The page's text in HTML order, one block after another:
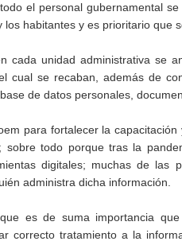
el personal gubernamental
habitantes y es prioritario que
cada unidad administrativa se
cual se recaban, además de
de datos personales,
para fortalecer la
sobre todo porque tras la
digitales; muchas de las
administra dicha información.
es de suma importancia
correcto tratamiento a la